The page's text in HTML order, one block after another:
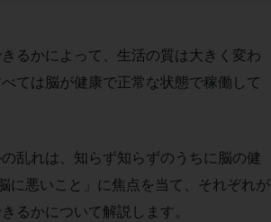
るかによって、生活の質は大きく変わ
ては脳が健康で正常な状態で稼働して
乱れは、知らず知らずのうちに脳の健
に悪いこと」に焦点を当て、それぞれが
るかについて解説します。